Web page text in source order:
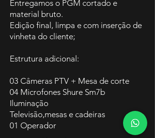
Entregamos o PGM cortado e
material bruto.
Edição final, limpa e com inserção de
vinheta do cliente;
Estrutura adicional:
03 Câmeras PTV + Mesa de corte
04 Microfones Shure Sm7b
Iluminação
Televisão,mesas e cadeiras
01 Operador